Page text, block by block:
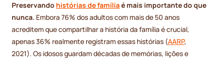
Preservando histórias de famíliaé mais importante do que
nunca. Embora 76% dos adultos com mais de 50 anos
acreditem que compartilhar a história da família é crucial,
apenas 36% realmente registram essas histórias (AARP,
2021). Os idosos guardam décadas de memórias, lições e